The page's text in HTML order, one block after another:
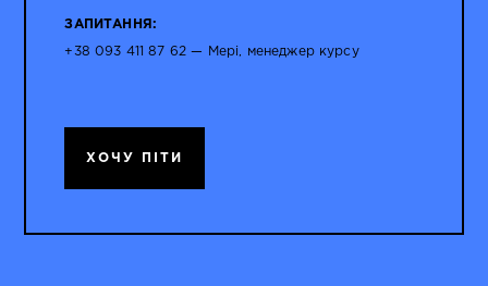
ЗАПИТАННЯ:
+38 093 411 87 62 — Мері, менеджер курсу
ХОЧУ ПІТИ